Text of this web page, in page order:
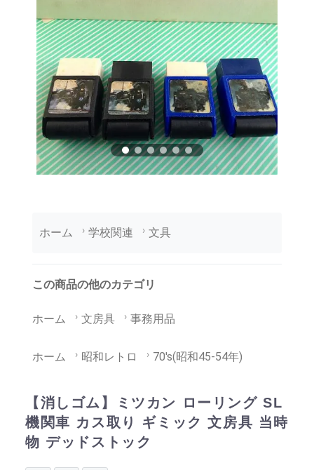
ホーム 学校関連 文具
この商品の他のカテゴリ
ホーム 文房具 事務用品
ホーム 昭和レトロ 70's(昭和45-54年)
【消しゴム】ミツカン ローリング SL
機関車 カス取り ギミック 文房具 当時
物 デッドストック